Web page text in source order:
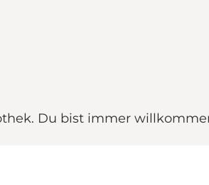
Du bist immer